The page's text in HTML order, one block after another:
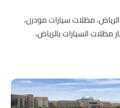
مظلات سيارات مودرن،
السيارات بالرياض،